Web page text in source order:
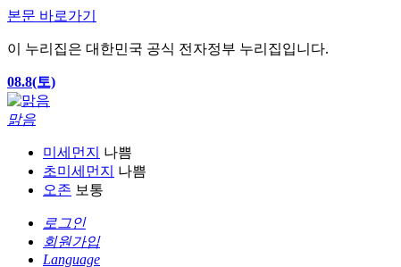
본문 바로가기
이 누리집은 대한민국 공식 전자정부 누리집입니다.
08.8(토)
맑음
미세먼지
나쁨
초미세먼지
나쁨
오존 보통
로그인
회원가입
Language